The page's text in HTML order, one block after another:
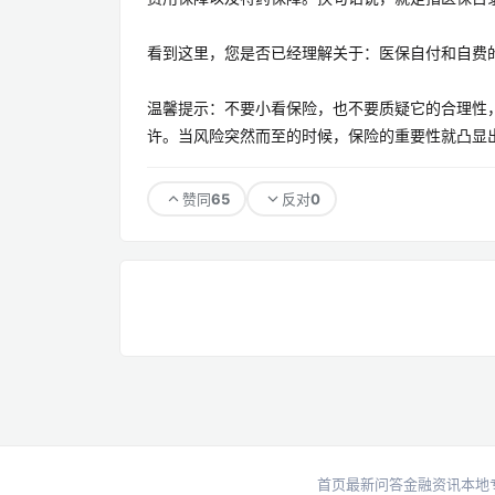
看到这里，您是否已经理解关于：医保自付和自
温馨提示：不要小看保险，也不要质疑它的合理
许。当风险突然而至的时候，保险的重要性就凸
赞同65 反对0
首页最新问答金融资讯本地